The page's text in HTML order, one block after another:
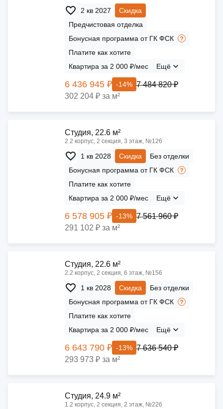
2 кв 2027
Скидка
Предчистовая отделка
Бонусная программа от ГК ФСК
Платите как хотите
Квартира за 2 000 ₽/мес
Ещё
6 436 945 ₽ -14% 7 484 820 ₽
302 204 ₽ за м²
Cтудия, 22.6 м²
2.2 корпус, 2 секция, 3 этаж, №126
1 кв 2028 Скидка
Без отделки
Бонусная программа от ГК ФСК
Платите как хотите
Квартира за 2 000 ₽/мес
Ещё
6 578 905 ₽ -13% 7 561 960 ₽
291 102 ₽ за м²
Cтудия, 22.6 м²
2.2 корпус, 2 секция, 6 этаж, №156
1 кв 2028 Скидка
Без отделки
Бонусная программа от ГК ФСК
Платите как хотите
Квартира за 2 000 ₽/мес
Ещё
6 643 790 ₽ -13% 7 636 540 ₽
293 973 ₽ за м²
Cтудия, 24.9 м²
1.2 корпус, 2 секция, 2 этаж, №226